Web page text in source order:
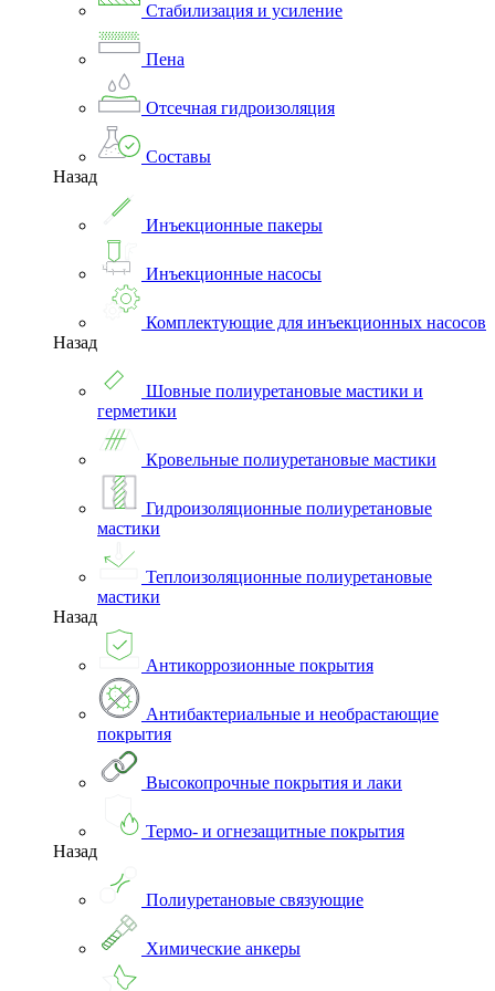
Стабилизация и усиление
Пена
Отсечная гидроизоляция
Составы
Назад
Инъекционные пакеры
Инъекционные насосы
Комплектующие для инъекционных насосов
Назад
Шовные полиуретановые мастики и
герметики
Кровельные полиуретановые мастики
Гидроизоляционные полиуретановые
мастики
Теплоизоляционные полиуретановые
мастики
Назад
Антикоррозионные покрытия
Антибактериальные и необрастающие
покрытия
Высокопрочные покрытия и лаки
Термо- и огнезащитные покрытия
Назад
Полиуретановые связующие
Химические анкеры